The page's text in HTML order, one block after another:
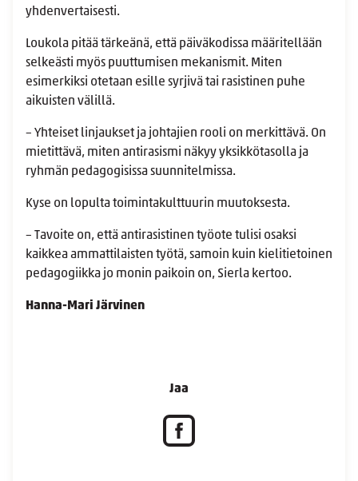
yhdenvertaisesti.
Loukola pitää tärkeänä, että päiväkodissa määritellään
selkeästi myös puuttumisen mekanismit. Miten
esimerkiksi otetaan esille syrjivä tai rasistinen puhe
aikuisten välillä.
– Yhteiset linjaukset ja johtajien rooli on merkittävä. On
mietittävä, miten antirasismi näkyy yksikkötasolla ja
ryhmän pedagogisissa suunnitelmissa.
Kyse on lopulta toimintakulttuurin muutoksesta.
– Tavoite on, että antirasistinen työote tulisi osaksi
kaikkea ammattilaisten työtä, samoin kuin kielitietoinen
pedagogiikka jo monin paikoin on, Sierla kertoo.
Hanna-Mari Järvinen
Jaa